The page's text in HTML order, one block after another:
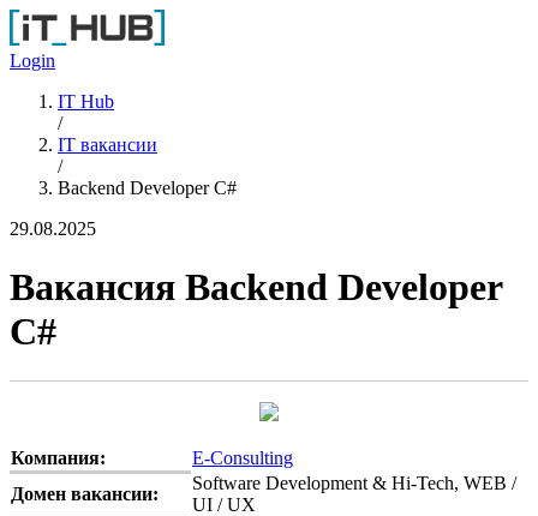
Перейти к основному содержанию
Login
IT Hub
/
IT вакансии
/
Backend Developer C#
29.08.2025
Вакансия Backend Developer
C#
Компания:
E-Consulting
Домен вакансии:
Software Development & Hi-Tech, WEB /
UI / UX